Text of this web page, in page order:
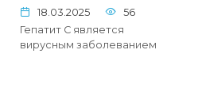
18.03.2025
56
Гепатит С является
вирусным заболеванием